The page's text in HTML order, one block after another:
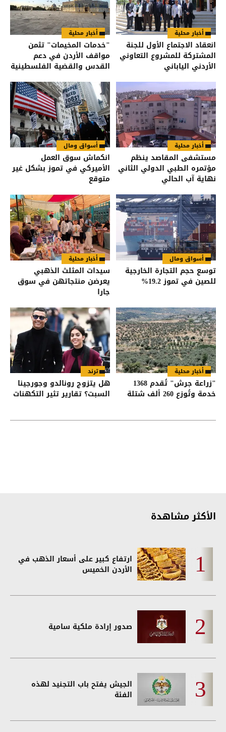
أخبار محلية
انعقاد الاجتماع الأول للجنة
المشتركة للمشروع التعاوني
الأردني الياباني
أخبار محلية
"خدمات المخيمات" تثمن
مواقف الأردن في دعم
القدس والقضية الفلسطينية
أخبار محلية
مستشفى المقاصد ينظم
مؤتمره الطبي الدولي الثاني
نهاية آب الحالي
أسواق ومال
انكماش سوق العمل
الأميركي في تموز بشكل غير
متوقع
أسواق ومال
توسع حجم التجارة الخارجية
للصين في تموز 19.2%
أخبار محلية
سيدات المثلث الذهبي
يعرضن منتجاتهن في سوق
جارا
أخبار محلية
"زراعة جرش" تُقدم 1368
خدمة وتُوزع 260 ألف شتلة
ترند
هل يتزوج رونالدو وجورجينا
السبت؟ تقارير تثير التكهنات
الأكثر مشاهدة
ارتفاع كبير على أسعار الذهب في
الأردن الخميس
صدور إرادة ملكية سامية
الجيش يفتح باب التجنيد لهذه
الفئة